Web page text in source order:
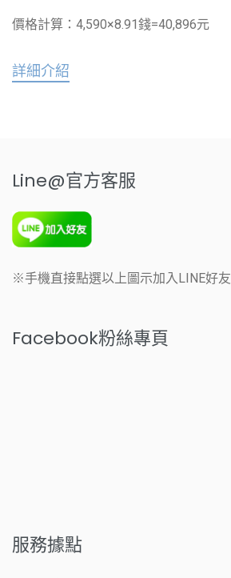
價格計算：4,590×8.91錢=40,896元
詳細介紹
Line@官方客服
※手機直接點選以上圖示加入LINE好友
Facebook粉絲專頁
服務據點